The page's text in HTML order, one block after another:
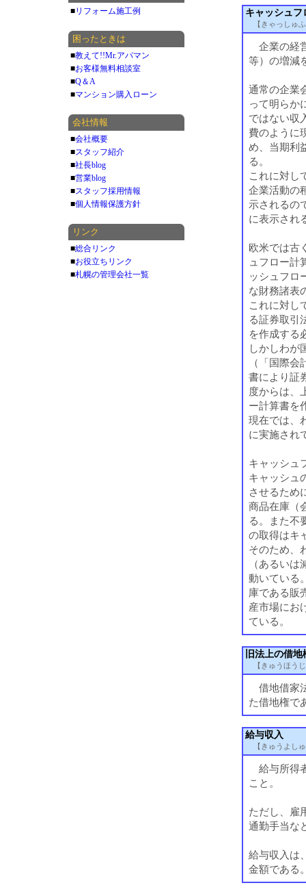
キャッシュフ
【きゃっしゅ
企業の経
等）の増減
通常の企業
って明らか
ではない収
費のように
め、当期利
る。
これに対し
企業活動の
示されるの
に表示され
欧米では古
ュフロー計
ッシュフロ
な財務諸表
これに対し
る証券取引
を作成する
しかしわが
（「国際
書により証
度からは、
ー計算書を
現在では、
に実施され
キャッシュ
キャッシュ
させるため
商品在庫（
る。また不
の取得はキ
そのため、
（あるい
動いている
庫である販
産市場にお
ている。
旧法上の借地
【きゅうほう
借地借家
た借地権で
給与収入
【きゅうよし
給与所得
こと。
ただし、雇
通勤手当な
給与収入は
金額である
■リフォーム施工例
困ったときは
■教えて!!Mr.アパマン
■お客様無料相談室
■Q＆A
■マンション購入ローン
会社情報
■会社概要
■スタッフ紹介
■社長blog
■営業blog
■スタッフ採用情報
■個人情報保護方針
リンク
■総合リンク
■お役立ちリンク
■札幌の管理会社一覧